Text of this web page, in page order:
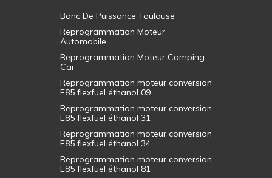
Banc De Puissance Toulouse
Reprogrammation Moteur
Automobile
Reprogrammation Moteur Camping-
Car
Reprogrammation moteur conversion
E85 flexfuel éthanol 09
Reprogrammation moteur conversion
E85 flexfuel éthanol 31
Reprogrammation moteur conversion
E85 flexfuel éthanol 34
Reprogrammation moteur conversion
E85 flexfuel éthanol 81